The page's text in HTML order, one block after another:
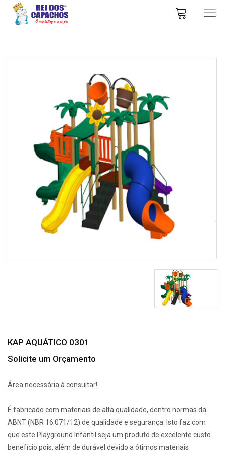
KAP AQUÁTICO 0301
Solicite um Orçamento
Área necessária à consultar!
É fabricado com materiais de alta qualidade, dentro normas da
ABNT (NBR 16.071/12) de qualidade e segurança. Isto faz com
que este Playground Infantil seja um produto de excelente custo
benefício pois, além de durável devido a ótimos materiais